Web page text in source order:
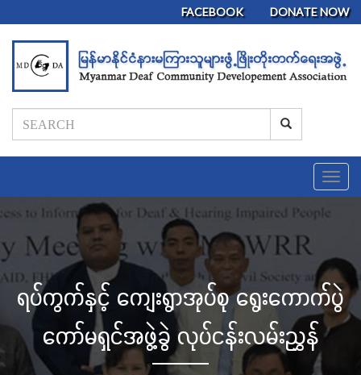
FACEBOOK DONATE NOW
T
o
e
n
a
v
ရပ်ကွက်နှင့် ကျေးရွာအုပ်စု ရွေးကောက်ပွဲ
ကော်မရှင်အဖွဲ့ခွဲ လုပ်ငန်းလမ်းညွှန်